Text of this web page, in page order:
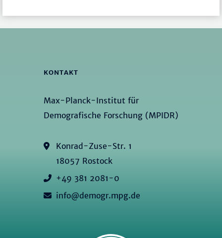
KONTAKT
Max-Planck-Institut für
Demografische Forschung (MPIDR)
Konrad-Zuse-Str. 1
18057 Rostock
+49 381 2081-0
info@demogr.mpg.de